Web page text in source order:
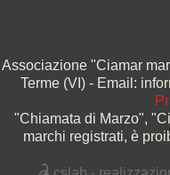
Associazione "Ciamar
Terme (VI) - Email:
"Chiamata di Marzo",
marchi registrati, è